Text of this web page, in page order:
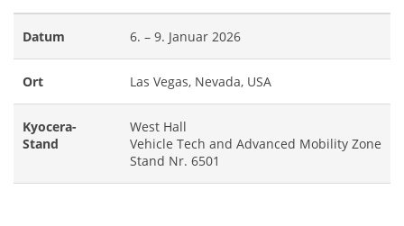
Datum 6. – 9. Januar 2026
Ort Las Vegas, Nevada, USA
Kyocera-
Stand
West Hall
Vehicle Tech and Advanced Mobility Zone
Stand Nr. 6501